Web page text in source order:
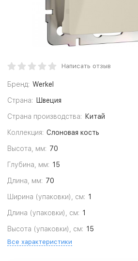
Написать отзыв
Бренд: Werkel
Страна: Швеция
Страна производства: Китай
Коллекция: Слоновая кость
Высота, мм: 70
Глубина, мм: 15
Длина, мм: 70
Ширина (упаковки), см: 1
Длина (упаковки), см: 1
Высота (упаковки), см: 15
Все характеристики